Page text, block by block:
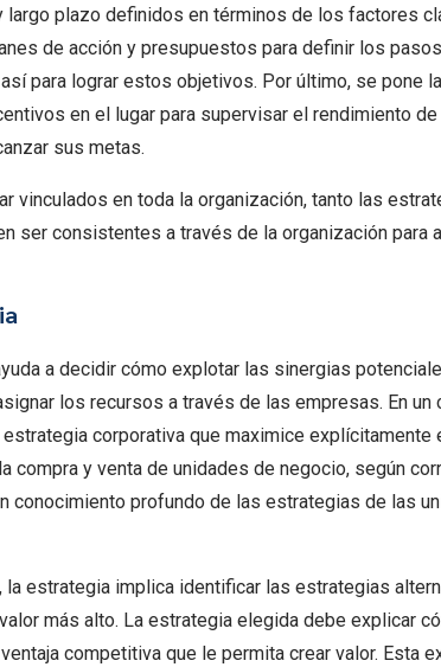
plazo definidos en términos de los factores
de acción y presupuestos para definir los
para lograr estos objetivos. Por último, se pone
en el lugar para supervisar el rendimiento
sus metas.
vinculados en toda la organización, tanto las
ser consistentes a través de la organización para
a decidir cómo explotar las sinergias
los recursos a través de las empresas. En un
corporativa que maximice explícitamente
compra y venta de unidades de negocio, según
conocimiento profundo de las estrategias de las
la estrategia implica identificar las estrategias
más alto. La estrategia elegida debe explicar
competitiva que le permita crear valor. Esta